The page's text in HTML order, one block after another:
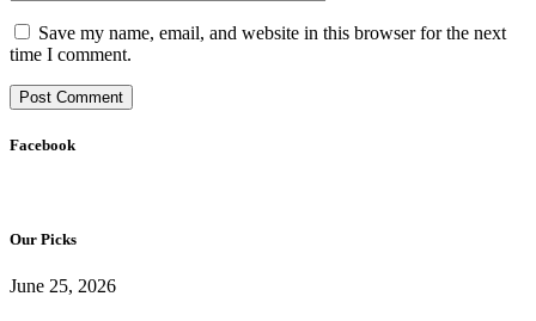
Save my name, email, and website in this browser for the next
time I comment.
Facebook
Our Picks
June 25, 2026